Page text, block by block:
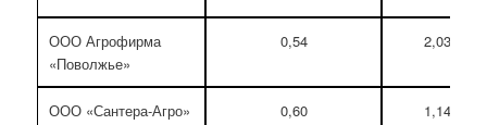
ООО Агрофирма
«Поволжье»
0,54 2,03
ООО «Сантера-Агро» 0,60 1,14